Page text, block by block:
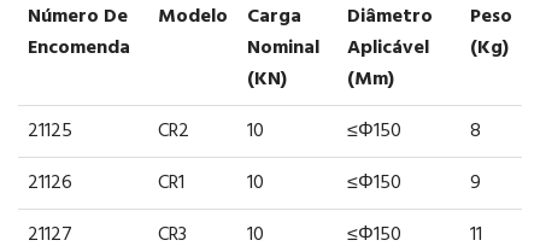
Número De
Encomenda
Modelo
Carga
Nominal
(kN)
Diâmetro
Aplicável
(mm)
Peso
(kg)
21125 CR2 10 ≤Φ150
8
21126
CR1 10 ≤Φ150
9
21127
CR3 10 ≤Φ150 11